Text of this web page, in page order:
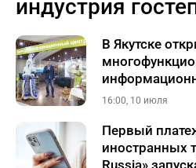
индустрия
В Якутске
16:00, 10 июля
Первый
иностранных
Russia»